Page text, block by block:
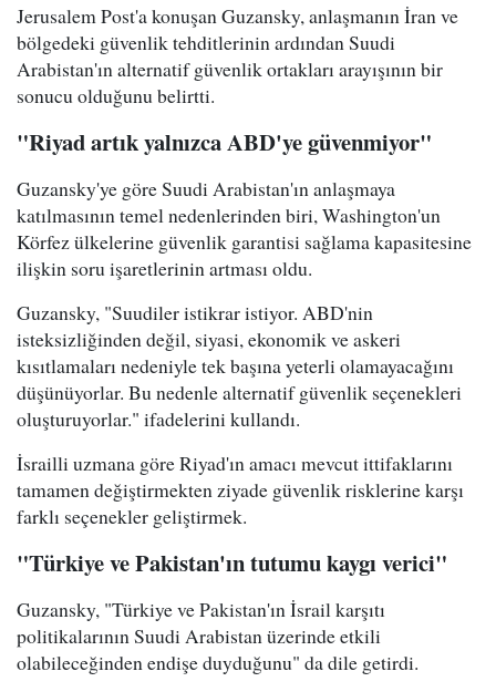
Jerusalem Post'a konuşan Guzansky, anlaşmanın İran ve
bölgedeki güvenlik tehditlerinin ardından Suudi
Arabistan'ın alternatif güvenlik ortakları arayışının bir
sonucu olduğunu belirtti.
"Riyad artık yalnızca ABD'ye güvenmiyor"
Guzansky'ye göre Suudi Arabistan'ın anlaşmaya
katılmasının temel nedenlerinden biri, Washington'un
Körfez ülkelerine güvenlik garantisi sağlama kapasitesine
ilişkin soru işaretlerinin artması oldu.
Guzansky, "Suudiler istikrar istiyor. ABD'nin
isteksizliğinden değil, siyasi, ekonomik ve askeri
kısıtlamaları nedeniyle tek başına yeterli olamayacağını
düşünüyorlar. Bu nedenle alternatif güvenlik seçenekleri
oluşturuyorlar." ifadelerini kullandı.
İsrailli uzmana göre Riyad'ın amacı mevcut ittifaklarını
tamamen değiştirmekten ziyade güvenlik risklerine karşı
farklı seçenekler geliştirmek.
"Türkiye ve Pakistan'ın tutumu kaygı verici"
Guzansky, "Türkiye ve Pakistan'ın İsrail karşıtı
politikalarının Suudi Arabistan üzerinde etkili
olabileceğinden endişe duyduğunu" da dile getirdi.